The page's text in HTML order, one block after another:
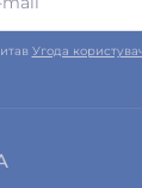
Угода